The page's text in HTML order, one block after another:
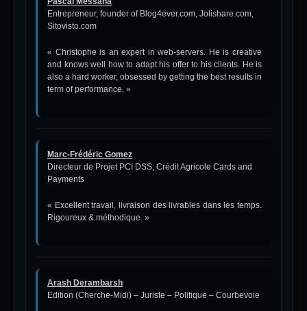
Entrepreneur, founder of Blog4ever.com, Jolishare.com,
Sitovisto.com
« Christophe is an expert in web-servers. He is creative
and knows well how to adapt his offer to his clients. He is
also a hard worker, obsessed by getting the best results in
term of performance. »
Marc-Frédéric Gomez
Directeur de Projet PCI DSS, Crédit Agricole Cards and
Payments
« Excellent travail, livraison des livrables dans les temps.
Rigoureux & méthodique. »
Arash Derambarsh
Edition (Cherche-Midi) – Juriste – Politique – Courbevoie